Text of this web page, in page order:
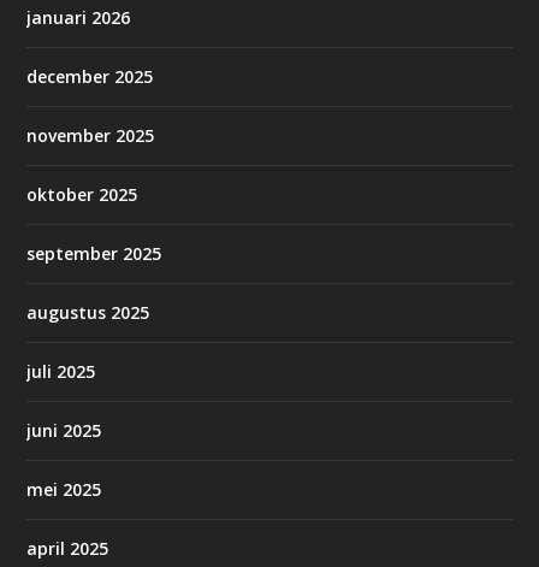
januari 2026
december 2025
november 2025
oktober 2025
september 2025
augustus 2025
juli 2025
juni 2025
mei 2025
april 2025